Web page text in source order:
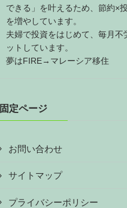
できる」を叶えるため、節約×
を増やしています。
夫婦で投資をはじめて、毎月不
ットしています。
夢はFIRE→マレーシア移住
固定ページ
お問い合わせ
サイトマップ
プライバシーポリシー